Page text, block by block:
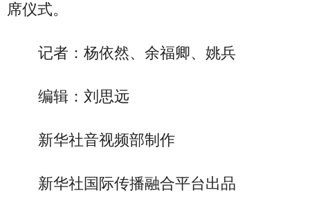
席仪式。
记者：杨依然、余福卿、姚兵
编辑：刘思远
新华社音视频部制作
新华社国际传播融合平台出品